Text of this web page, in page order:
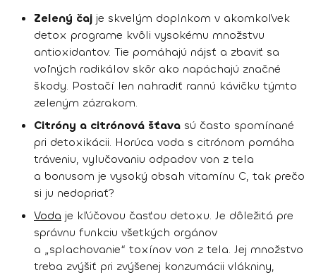
Zelený čaj je skvelým doplnkom v akomkoľvek
detox programe kvôli vysokému množstvu
antioxidantov. Tie pomáhajú nájsť a zbaviť sa
voľných radikálov skôr ako napáchajú značné
škody. Postačí len nahradiť rannú kávičku týmto
zeleným zázrakom.
Citróny a citrónová šťava sú často spomínané
pri detoxikácii. Horúca voda s citrónom pomáha
tráveniu, vylučovaniu odpadov von z tela
a bonusom je vysoký obsah vitamínu C, tak prečo
si ju nedopriať?
Voda je kľúčovou časťou detoxu. Je dôležitá pre
správnu funkciu všetkých orgánov
a „splachovanie“ toxínov von z tela. Jej množstvo
treba zvýšiť pri zvýšenej konzumácii vlákniny,